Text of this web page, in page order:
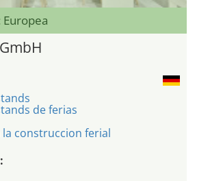
de ferias
construccion ferial